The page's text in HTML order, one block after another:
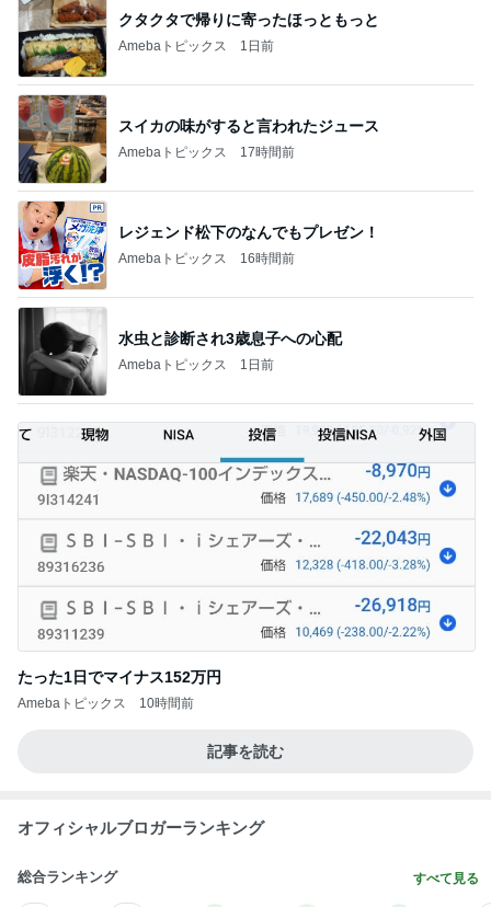
クタクタで帰りに寄ったほっともっと
Amebaトピックス 1日前
スイカの味がすると言われたジュース
Amebaトピックス 17時間前
レジェンド松下のなんでもプレゼン！
Amebaトピックス 16時間前
水虫と診断され3歳息子への心配
Amebaトピックス 1日前
たった1日でマイナス152万円
Amebaトピックス 10時間前
記事を読む
オフィシャルブロガーランキング
総合ランキング すべて見る